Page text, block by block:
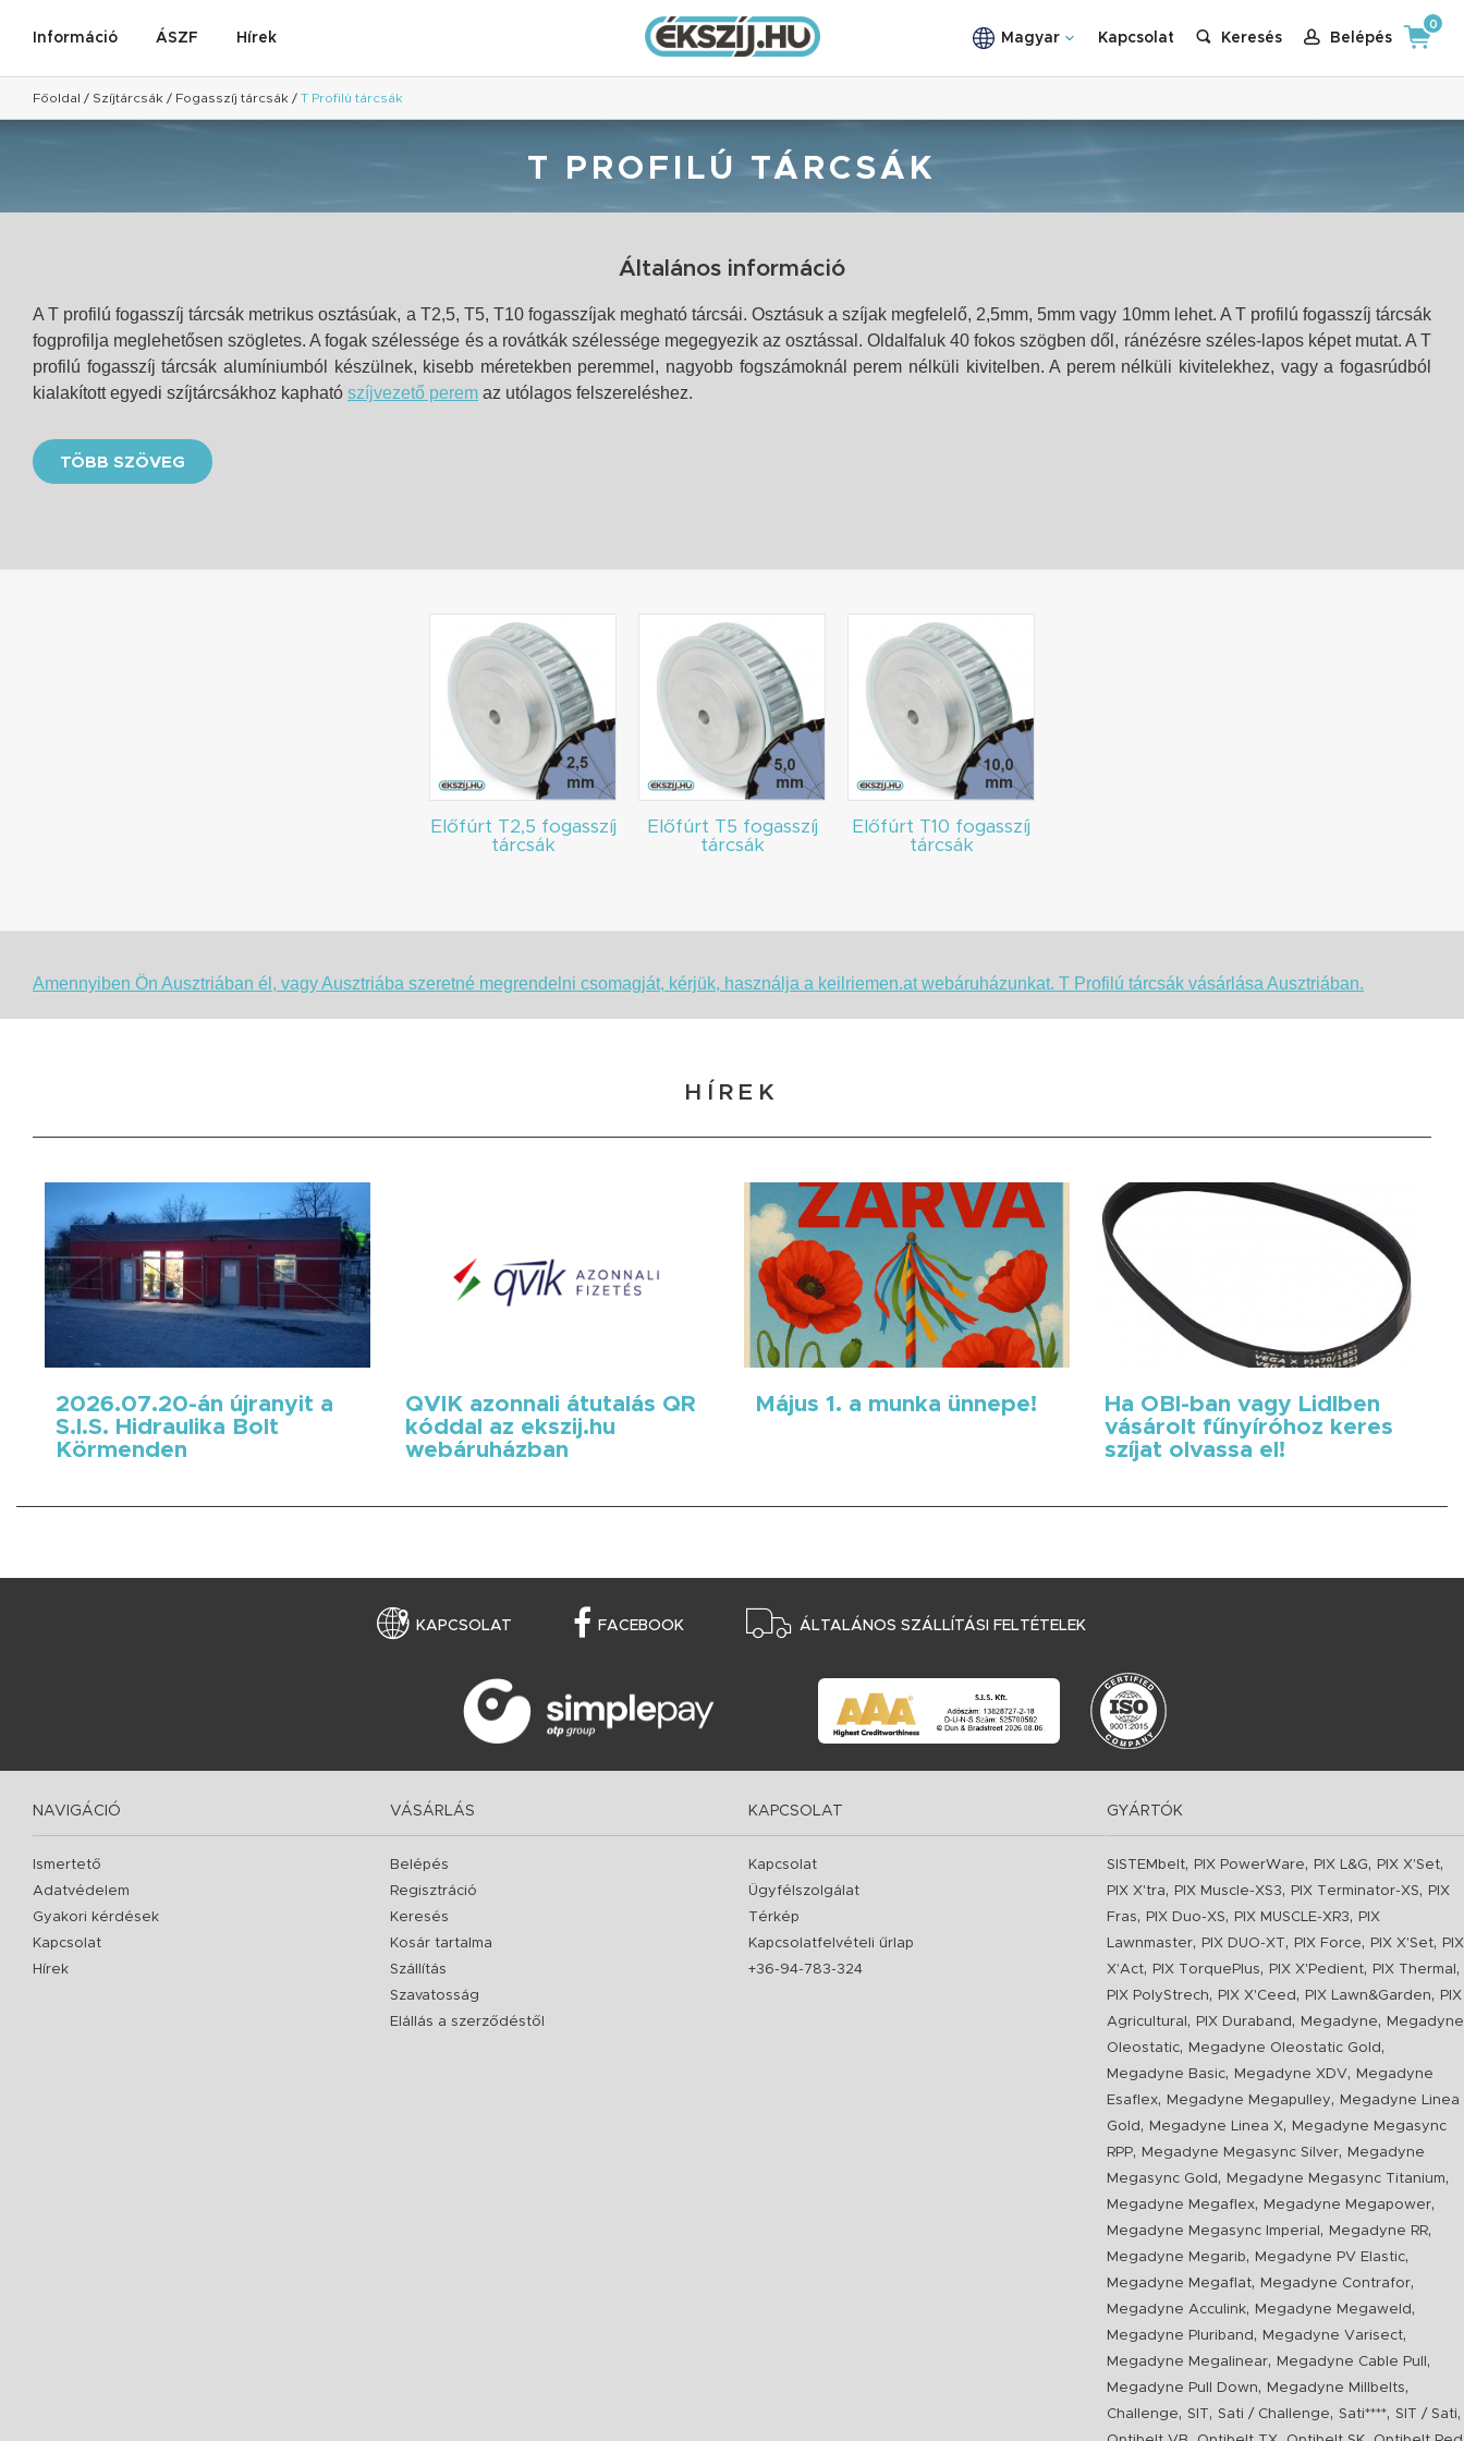
Információ ÁSZF Hírek Magyar Kapcsolat Keresés Belépés
0
Főoldal / Szíjtárcsák / Fogasszíj tárcsák / T Profilú tárcsák
T PROFILÚ TÁRCSÁK
Általános információ
A T profilú fogasszíj tárcsák metrikus osztásúak, a T2,5, T5, T10 fogasszíjak megható tárcsái. Osztásuk a szíjak megfelelő, 2,5mm, 5mm vagy 10mm lehet. A T profilú fogasszíj tárcsák
fogprofilja meglehetősen szögletes. A fogak szélessége és a rovátkák szélessége megegyezik az osztással. Oldalfaluk 40 fokos szögben dől, ránézésre széles-lapos képet mutat. A T
profilú fogasszíj tárcsák alumíniumból készülnek, kisebb méretekben peremmel, nagyobb fogszámoknál perem nélküli kivitelben. A perem nélküli kivitelekhez, vagy a fogasrúdból
kialakított egyedi szíjtárcsákhoz kapható szíjvezető perem az utólagos felszereléshez.
TÖBB SZÖVEG
Előfúrt T2,5 fogasszíj
tárcsák
Előfúrt T5 fogasszíj
tárcsák
Előfúrt T10 fogasszíj
tárcsák
Amennyiben Ön Ausztriában él, vagy Ausztriába szeretné megrendelni csomagját, kérjük, használja a keilriemen.at webáruházunkat. T Profilú tárcsák vásárlása Ausztriában.
HÍREK
2026.07.20-án újranyit a
S.I.S. Hidraulika Bolt
Körmenden
QVIK azonnali átutalás QR
kóddal az ekszij.hu
webáruházban
Május 1. a munka ünnepe!
Ha OBI-ban vagy Lidlben
vásárolt fűnyíróhoz keres
szíjat olvassa el!
KAPCSOLAT FACEBOOK ÁLTALÁNOS SZÁLLÍTÁSI FELTÉTELEK
NAVIGÁCIÓ
Ismertető
Adatvédelem
Gyakori kérdések
Kapcsolat
Hírek
VÁSÁRLÁS
Belépés
Regisztráció
Keresés
Kosár tartalma
Szállítás
Szavatosság
Elállás a szerződéstől
KAPCSOLAT
Kapcsolat
Ügyfélszolgálat
Térkép
Kapcsolatfelvételi űrlap
+36-94-783-324
GYÁRTÓK
SISTEMbelt, PIX PowerWare, PIX L&G, PIX X'Set,
PIX X'tra, PIX Muscle-XS3, PIX Terminator-XS,
PIX
Fras, PIX Duo-XS, PIX MUSCLE-XR3,
PIX
Lawnmaster, PIX DUO-XT , PIX Force, PIX X'Set,
PIX
X'Act, PIX TorquePlus, PIX X'Pedient, PIX Thermal ,
PIX PolyStrech, PIX X'Ceed , PIX Lawn&Garden,
PIX
Agricultural , PIX Duraband , Megadyne,
Megadyne
Oleostatic, Megadyne Oleostatic Gold ,
Megadyne Basic, Megadyne XDV,
Megadyne
Esaflex, Megadyne Megapulley,
Megadyne Linea
Gold , Megadyne Linea X,
Megadyne Megasync
RPP, Megadyne Megasync Silver,
Megadyne
Megasync Gold , Megadyne Megasync Titanium,
Megadyne Megaflex, Megadyne Megapower,
Megadyne Megasync Imperial , Megadyne RR,
Megadyne Megarib, Megadyne PV Elastic,
Megadyne Megaflat, Megadyne Contrafor,
Megadyne Acculink, Megadyne Megaweld ,
Megadyne Pluriband , Megadyne Varisect,
Megadyne Megalinear, Megadyne Cable Pull ,
Megadyne Pull Down, Megadyne Millbelts,
Challenge, SIT , Sati / Challenge, Sati****, SIT / Sati,